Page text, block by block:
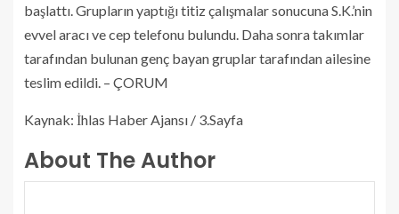
başlattı. Grupların yaptığı titiz çalışmalar sonucuna S.K.’nin
evvel aracı ve cep telefonu bulundu. Daha sonra takımlar
tarafından bulunan genç bayan gruplar tarafından ailesine
teslim edildi. – ÇORUM
Kaynak: İhlas Haber Ajansı / 3.Sayfa
About The Author